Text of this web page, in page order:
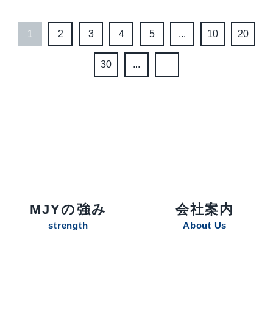
1 2 3 4 5 ... 10 20
30 ...
MJYの強み
strength
会社案内
About Us